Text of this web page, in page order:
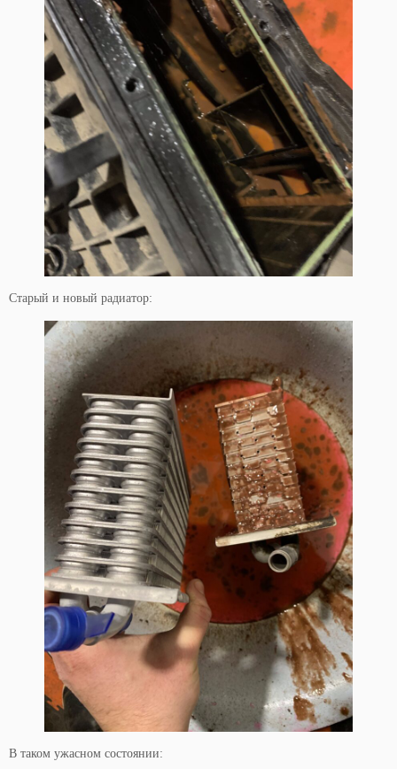
Старый и новый радиатор:
В таком ужасном состоянии: